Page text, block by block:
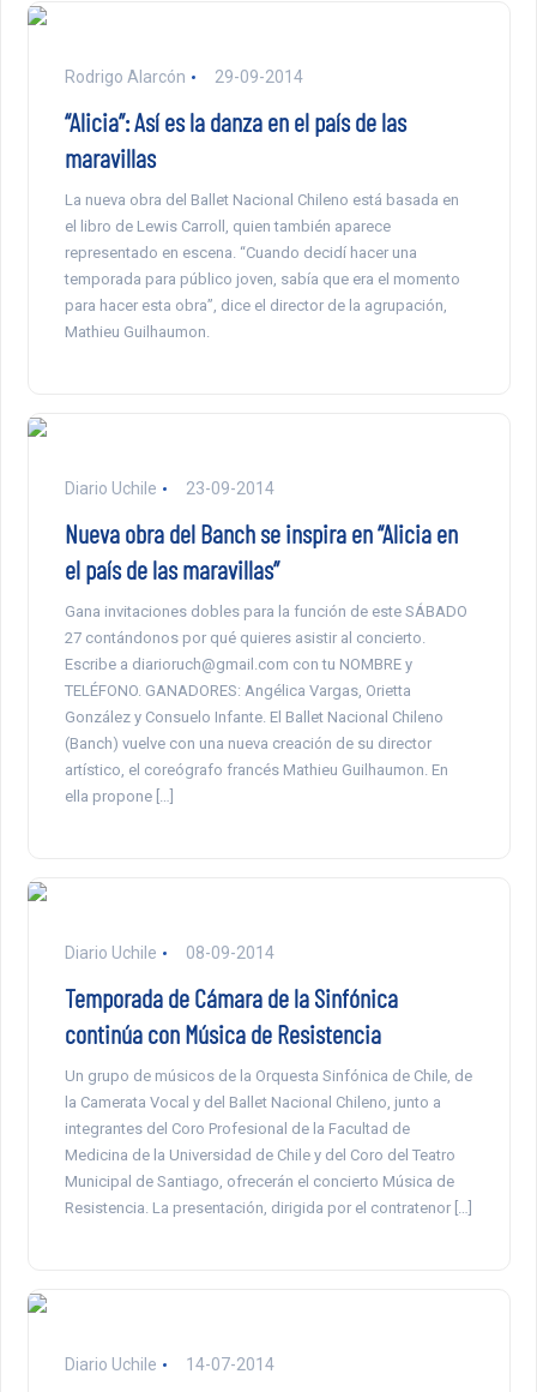
Rodrigo Alarcón 29-09-2014
“Alicia”: Así es la danza en el país de las
maravillas
La nueva obra del Ballet Nacional Chileno está basada en
el libro de Lewis Carroll, quien también aparece
representado en escena. “Cuando decidí hacer una
temporada para público joven, sabía que era el momento
para hacer esta obra”, dice el director de la agrupación,
Mathieu Guilhaumon.
Diario Uchile 23-09-2014
Nueva obra del Banch se inspira en “Alicia en
el país de las maravillas”
Gana invitaciones dobles para la función de este SÁBADO
27 contándonos por qué quieres asistir al concierto.
Escribe a diarioruch@gmail.com con tu NOMBRE y
TELÉFONO. GANADORES: Angélica Vargas, Orietta
González y Consuelo Infante. El Ballet Nacional Chileno
(Banch) vuelve con una nueva creación de su director
artístico, el coreógrafo francés Mathieu Guilhaumon. En
ella propone […]
Diario Uchile 08-09-2014
Temporada de Cámara de la Sinfónica
continúa con Música de Resistencia
Un grupo de músicos de la Orquesta Sinfónica de Chile, de
la Camerata Vocal y del Ballet Nacional Chileno, junto a
integrantes del Coro Profesional de la Facultad de
Medicina de la Universidad de Chile y del Coro del Teatro
Municipal de Santiago, ofrecerán el concierto Música de
Resistencia. La presentación, dirigida por el contratenor […]
Diario Uchile 14-07-2014